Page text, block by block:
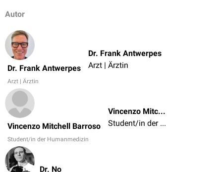
Autor
Dr. Frank Antwerpes
Arzt | Ärztin
Dr. Frank Antwerpes
Arzt | Ärztin
Vincenzo Mitchell Barroso
Student/in der Humanmedizin
Vincenzo Mitchell Barroso
Student/in der Humanmedizin
Dr. No